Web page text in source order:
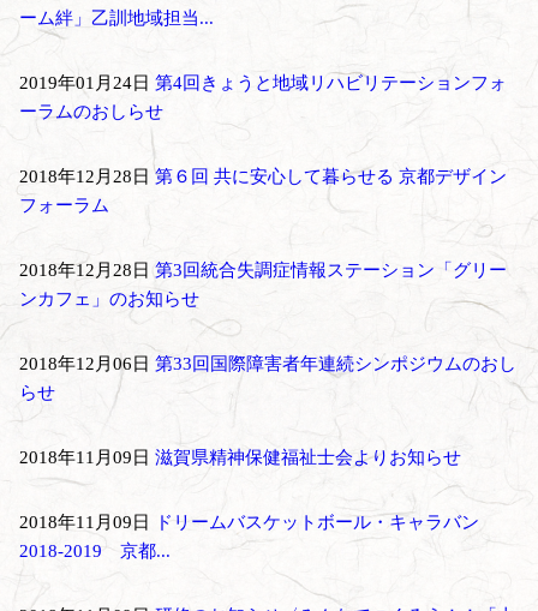
ーム絆」乙訓地域担当...
2019年01月24日 第4回きょうと地域リハビリテーションフォ
ーラムのおしらせ
2018年12月28日第６回 共に安心して暮らせる 京都デザイン
フォーラム
2018年12月28日 第3回統合失調症情報ステーション「グリー
ンカフェ」のお知らせ
2018年12月06日 第33回国際障害者年連続シンポジウムのおし
らせ
2018年11月09日 滋賀県精神保健福祉士会よりお知らせ
2018年11月09日
ドリームバスケットボール・キャラバン
2018-2019 京都...